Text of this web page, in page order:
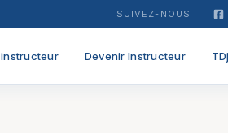
SUIVEZ-NOUS :
Devenir Instructeur